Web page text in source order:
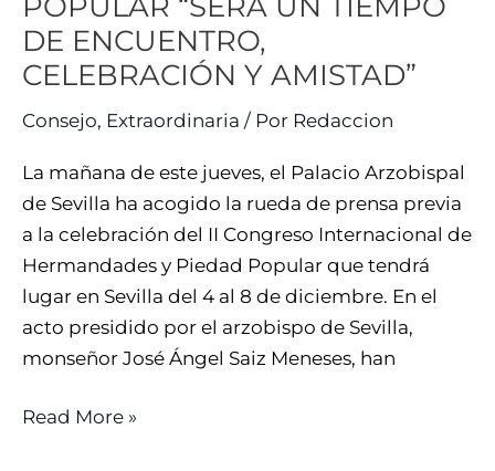
DE ENCUENTRO,
CELEBRACIÓN Y AMISTAD”
Consejo, Extraordinaria / Por Redaccion
La mañana de este jueves, el Palacio Arzobispal
de Sevilla ha acogido la rueda de prensa previa
a la celebración del II Congreso Internacional de
Hermandades y Piedad Popular que tendrá
lugar en Sevilla del 4 al 8 de diciembre. En el
acto presidido por el arzobispo de Sevilla,
monseñor José Ángel Saiz Meneses, han
Read More »